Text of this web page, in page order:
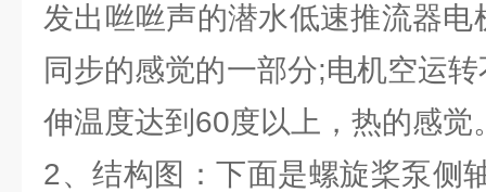
发出咝咝声的潜水低速推流器电
同步的感觉的一部分;电机空运
伸温度达到60度以上，热的感觉
2、结构图：下面是螺旋桨泵侧